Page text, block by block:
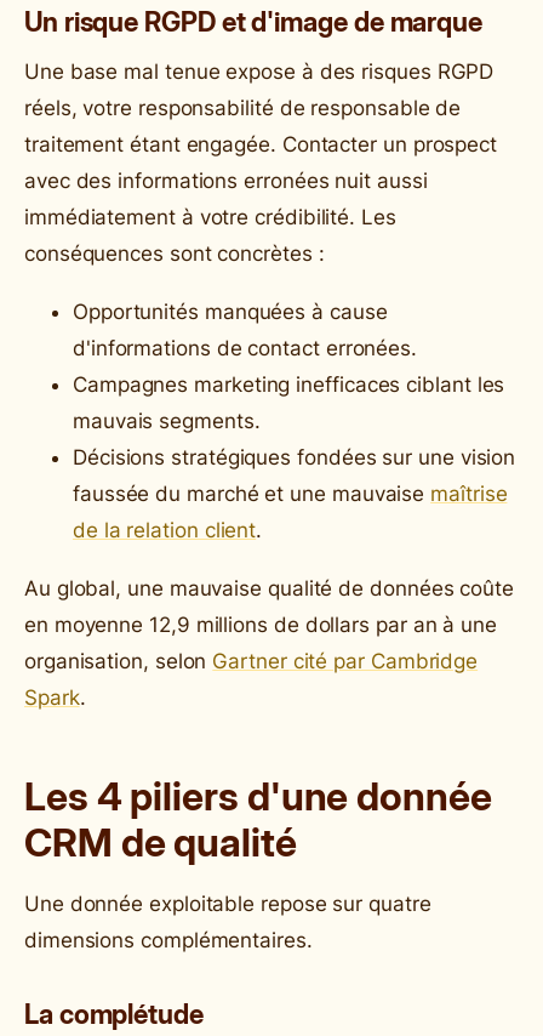
Un risque RGPD et d'image de marque
Une base mal tenue expose à des risques RGPD
réels, votre responsabilité de responsable de
traitement étant engagée. Contacter un prospect
avec des informations erronées nuit aussi
immédiatement à votre crédibilité. Les
conséquences sont concrètes :
Opportunités manquées à cause
d'informations de contact erronées.
Campagnes marketing inefficaces ciblant les
mauvais segments.
Décisions stratégiques fondées sur une vision
faussée du marché et une mauvaise maîtrise
de la relation client.
Au global, une mauvaise qualité de données coûte
en moyenne 12,9 millions de dollars par an à une
organisation, selon Gartner cité par Cambridge
Spark.
Les 4 piliers d'une donnée
CRM de qualité
Une donnée exploitable repose sur quatre
dimensions complémentaires.
La complétude